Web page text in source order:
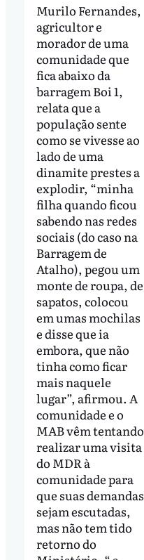
Murilo Fernandes,
agricultor e
morador de uma
comunidade que
fica abaixo da
barragem Boi 1,
relata que a
população sente
como se vivesse ao
lado de uma
dinamite prestes a
explodir, “minha
filha quando ficou
sabendo nas redes
sociais (do caso na
Barragem de
Atalho), pegou um
monte de roupa, de
sapatos, colocou
em umas mochilas
e disse que ia
embora, que não
tinha como ficar
mais naquele
lugar”, afirmou. A
comunidade e o
MAB vêm tentando
realizar uma visita
do MDR à
comunidade para
que suas demandas
sejam escutadas,
mas não tem tido
retorno do